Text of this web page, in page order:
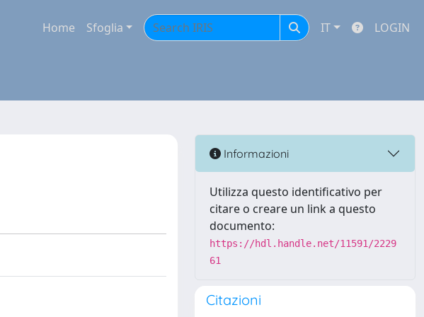
Home Sfoglia IT LOGIN
Informazioni
Utilizza questo identificativo per
citare o creare un link a questo
documento:
https://hdl.handle.net/11591/2229
61
Citazioni